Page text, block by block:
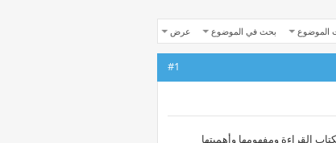
الموضوع بحث في الموضوع عرض
#1
القراءة ومفهومها وأهميتها